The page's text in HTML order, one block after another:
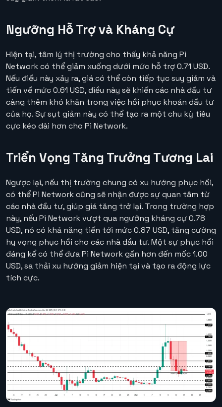
Ngưỡng Hỗ Trợ và Kháng Cự
Hiện tại, tâm lý thị trường cho thấy khả năng Pi
Network có thể giảm xuống dưới mức hỗ trợ 0.71 USD.
Nếu điều này xảy ra, giá có thể còn tiếp tục suy giảm và
tiến về mức 0.61 USD, điều này sẽ khiến các nhà đầu tư
càng thêm khó khăn trong việc hồi phục khoản đầu tư
của họ. Sự sụt giảm này có thể tạo ra một chu kỳ tiêu
cực kéo dài hơn cho Pi Network.
Triển Vọng Tăng Trưởng Tương Lai
Ngược lại, nếu thị trường chung có xu hướng phục hồi,
có thể Pi Network cũng sẽ nhận được sự quan tâm từ
các nhà đầu tư, giúp giá tăng trở lại. Trong trường hợp
này, nếu Pi Network vượt qua ngưỡng kháng cự 0.78
USD, nó có khả năng tiến tới mức 0.87 USD, tăng cường
hy vọng phục hồi cho các nhà đầu tư. Một sự phục hồi
đáng kể có thể đưa Pi Network gần hơn đến mốc 1.00
USD, sa thải xu hướng giảm hiện tại và tạo ra động lực
tích cực.